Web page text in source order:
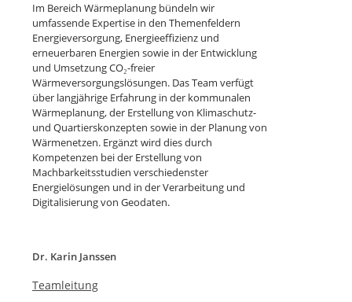
Im Bereich Wärmeplanung bündeln wir
umfassende Expertise in den Themenfeldern
Energieversorgung, Energieeffizienz und
erneuerbaren Energien sowie in der Entwicklung
und Umsetzung CO₂-freier
Wärmeversorgungslösungen. Das Team verfügt
über langjährige Erfahrung in der kommunalen
Wärmeplanung, der Erstellung von Klimaschutz-
und Quartierskonzepten sowie in der Planung von
Wärmenetzen. Ergänzt wird dies durch
Kompetenzen bei der Erstellung von
Machbarkeitsstudien verschiedenster
Energielösungen und in der Verarbeitung und
Digitalisierung von Geodaten.
Dr. Karin Janssen
Teamleitung